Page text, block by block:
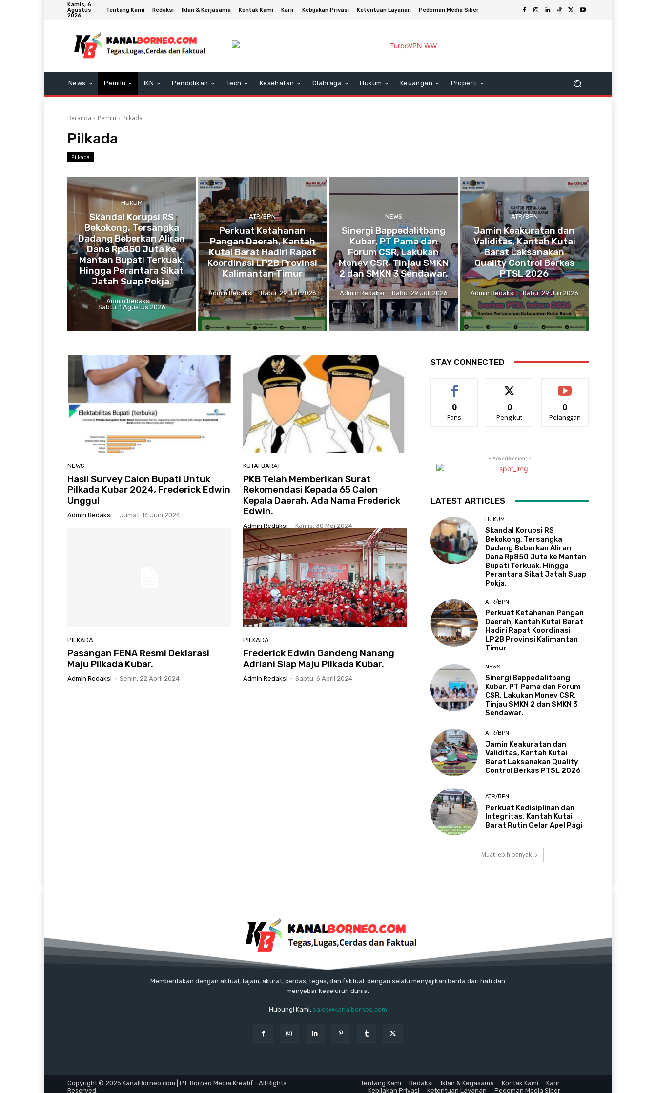
Kamis, 6
Agustus
2026
Tentang Kami Redaksi Iklan & Kerjasama Kontak Kami Karir Kebijakan Privasi Ketentuan Layanan Pedoman Media Siber
News Pemilu IKN Pendidikan Tech Kesehatan Olahraga Hukum Keuangan Properti
Beranda Pemilu Pilkada
Pilkada
Pilkada
HUKUM
Skandal Korupsi RS
Bekokong, Tersangka
Dadang Beberkan Aliran
Dana Rp850 Juta ke
Mantan Bupati Terkuak,
Hingga Perantara Sikat
Jatah Suap Pokja.
Admin Redaksi -
Sabtu. 1 Agustus 2026
ATR/BPN
Perkuat Ketahanan
Pangan Daerah, Kantah
Kutai Barat Hadiri Rapat
Koordinasi LP2B Provinsi
Kalimantan Timur
Admin Redaksi - Rabu. 29 Juli 2026
NEWS
Sinergi Bappedalitbang
Kubar, PT Pama dan
Forum CSR, Lakukan
Monev CSR, Tinjau SMKN
2 dan SMKN 3 Sendawar.
Admin Redaksi - Rabu. 29 Juli 2026
ATR/BPN
Jamin Keakuratan dan
Validitas, Kantah Kutai
Barat Laksanakan
Quality Control Berkas
PTSL 2026
Admin Redaksi - Rabu. 29 Juli 2026
NEWS
Hasil Survey Calon Bupati Untuk
Pilkada Kubar 2024, Frederick Edwin
Unggul
Admin Redaksi - Jumat. 14 Juni 2024
KUTAI BARAT
PKB Telah Memberikan Surat
Rekomendasi Kepada 65 Calon
Kepala Daerah, Ada Nama Frederick
Edwin.
Admin Redaksi - Kamis. 30 Mei 2024
PILKADA
Pasangan FENA Resmi Deklarasi
Maju Pilkada Kubar.
Admin Redaksi - Senin. 22 April 2024
PILKADA
Frederick Edwin Gandeng Nanang
Adriani Siap Maju Pilkada Kubar.
Admin Redaksi - Sabtu. 6 April 2024
STAY CONNECTED
0
Fans
0
Pengikut
0
Pelanggan
- Advertisement -
LATEST ARTICLES
HUKUM
Skandal Korupsi RS
Bekokong, Tersangka
Dadang Beberkan Aliran
Dana Rp850 Juta ke Mantan
Bupati Terkuak, Hingga
Perantara Sikat Jatah Suap
Pokja.
ATR/BPN
Perkuat Ketahanan Pangan
Daerah, Kantah Kutai Barat
Hadiri Rapat Koordinasi
LP2B Provinsi Kalimantan
Timur
NEWS
Sinergi Bappedalitbang
Kubar, PT Pama dan Forum
CSR, Lakukan Monev CSR,
Tinjau SMKN 2 dan SMKN 3
Sendawar.
ATR/BPN
Jamin Keakuratan dan
Validitas, Kantah Kutai
Barat Laksanakan Quality
Control Berkas PTSL 2026
ATR/BPN
Perkuat Kedisiplinan dan
Integritas, Kantah Kutai
Barat Rutin Gelar Apel Pagi
Muat lebih banyak
Memberitakan dengan aktual, tajam, akurat, cerdas, tegas, dan faktual. dengan selalu menyajikan berita dari hati dan
menyebar keseluruh dunia.
Hubungi Kami: sales@kanalborneo.com
Copyright © 2025 KanalBorneo.com | PT. Borneo Media Kreatif - All Rights
Reserved.
Tentang Kami Redaksi Iklan & Kerjasama Kontak Kami
Karir
Kebijakan Privasi
Ketentuan Layanan Pedoman Media Siber